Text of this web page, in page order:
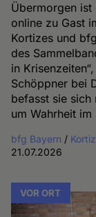
Übermorgen
online zu Gast
Kortizes und
des
in
Schöppner bei
befasst sie sich
um Wahrheit
bfg Bayern /
21.07.2026
VOR ORT